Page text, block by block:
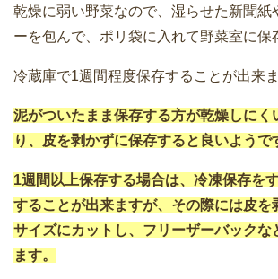
乾燥に弱い野菜なので、湿らせた新聞紙
ーを包んで、ポリ袋に入れて野菜室に保
冷蔵庫で1週間程度保存することが出来ま
泥がついたまま保存する方が乾燥しにく
り、皮を剥かずに保存すると良いようで
1週間以上保存する場合は、冷凍保存を
することが出来ますが、その際には皮を
サイズにカットし、フリーザーバックな
ます。